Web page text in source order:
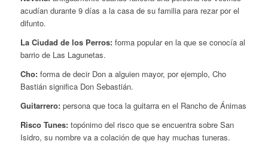
acudían durante 9 días a la casa de su familia para rezar por el
difunto.
La Ciudad de los Perros:forma popular en la que se conocía al
barrio de Las Lagunetas.
Cho:forma de decir Don a alguien mayor, por ejemplo, Cho
Bastián significa Don Sebastián.
Guitarrero:persona que toca la guitarra en el Rancho de Ánimas
Risco Tunes:topónimo del risco que se encuentra sobre San
Isidro, su nombre va a colación de que hay muchas tuneras.